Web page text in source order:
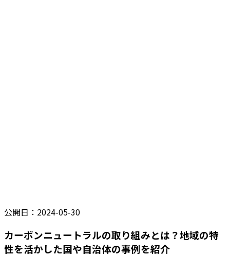
公開日： 2024-05-30
カーボンニュートラルの取り組みとは？地域の特
性を活かした国や自治体の事例を紹介